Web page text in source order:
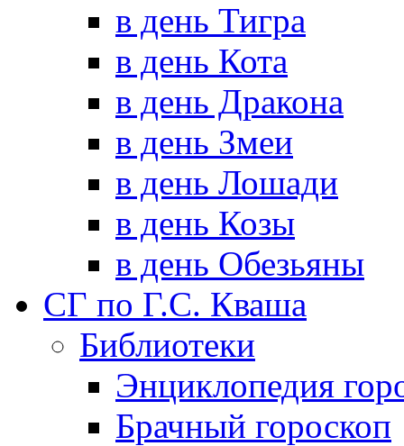
в день Тигра
в день Кота
в день Дракона
в день Змеи
в день Лошади
в день Козы
в день Обезьяны
СГ по Г.С. Кваша
Библиотеки
Энциклопедия
Брачный гороскоп